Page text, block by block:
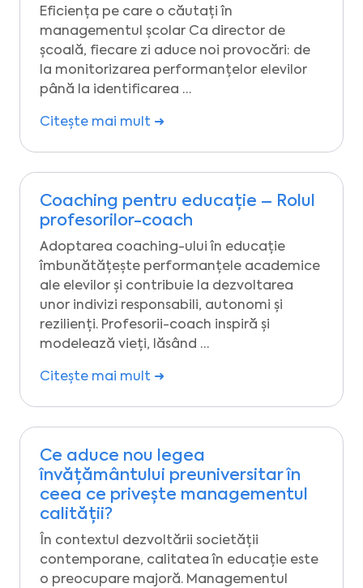
Eficiența pe care o căutați în
managementul școlar Ca director de
școală, fiecare zi aduce noi provocări: de
la monitorizarea performanțelor elevilor
până la identificarea …
Citește mai mult ➜
Coaching pentru educație – Rolul
profesorilor-coach
Adoptarea coaching-ului în educație
îmbunătățește performanțele academice
ale elevilor și contribuie la dezvoltarea
unor indivizi responsabili, autonomi și
rezilienți. Profesorii-coach inspiră și
modelează vieți, lăsând …
Citește mai mult ➜
Ce aduce nou legea
învățământului preuniversitar în
ceea ce privește managementul
calității?
În contextul dezvoltării societății
contemporane, calitatea în educație este
o preocupare majoră. Managementul